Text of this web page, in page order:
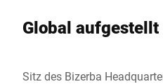
Global aufgestellt
Sitz des Bizerba